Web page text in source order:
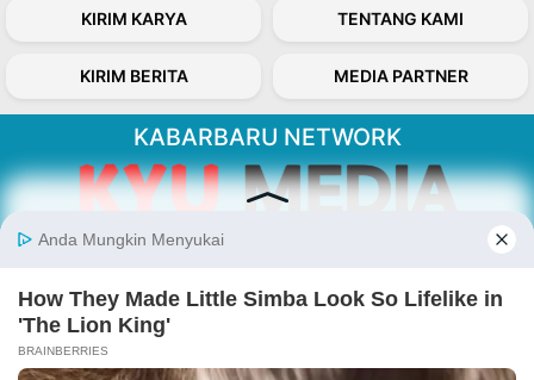
KIRIM KARYA TENTANG KAMI
KIRIM BERITA MEDIA PARTNER
KABARBARU NETWORK
Kabarbaru.co menyajikan berita aktual dan
inspiratif dari sudut pandang berbaik sangka